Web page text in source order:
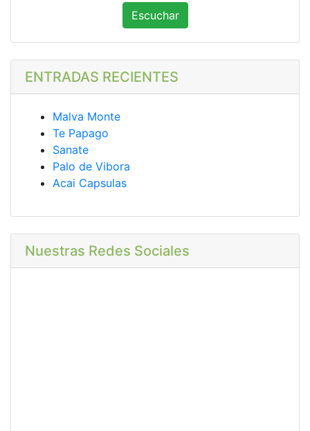
Escuchar
ENTRADAS RECIENTES
Malva Monte
Te Papago
Sanate
Palo de Vibora
Acai Capsulas
Nuestras Redes Sociales